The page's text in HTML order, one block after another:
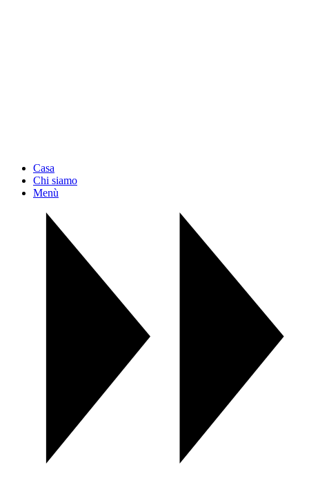
Casa
Chi siamo
Menù